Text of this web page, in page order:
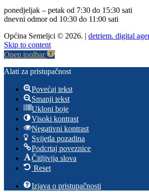
ponedjeljak – petak od 7:30 do 15:30 sati
dnevni odmor od 10:30 do 11:00 sati
Općina Semeljci © 2026. | detriem. digital
Skip to content
Open toolbar
Alati za pristupačnost
Povećaj tekst
Smanji tekst
Ukloni boje
Visoki kontrast
Negativni kontrast
Svijetla pozadina
Podcrtaj poveznice
Čitljivija slova
Reset
Izjava o pristupačnosti